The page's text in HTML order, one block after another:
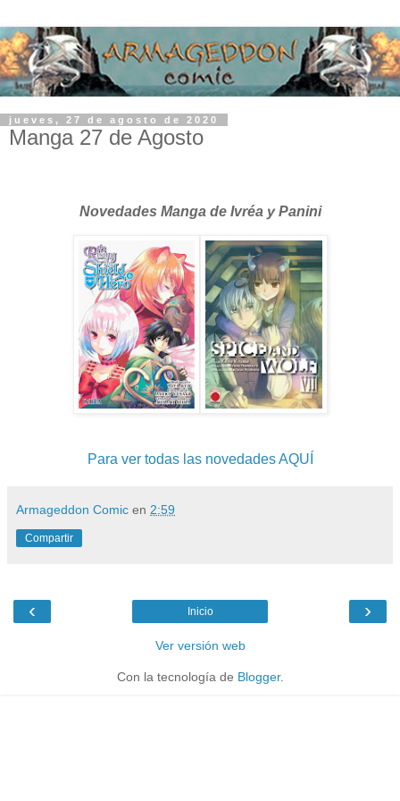
jueves, 27 de agosto de 2020
Manga 27 de Agosto
Novedades Manga de Ivréa y Panini
Para ver todas las novedades AQUÍ
Armageddon Comic en 2:59
Compartir
‹ ›
Inicio
Ver versión web
Con la tecnología de Blogger.